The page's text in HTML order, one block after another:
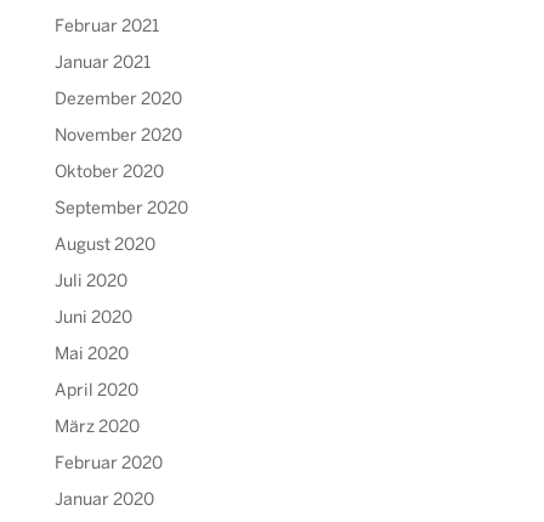
Februar 2021
Januar 2021
Dezember 2020
November 2020
Oktober 2020
September 2020
August 2020
Juli 2020
Juni 2020
Mai 2020
April 2020
März 2020
Februar 2020
Januar 2020